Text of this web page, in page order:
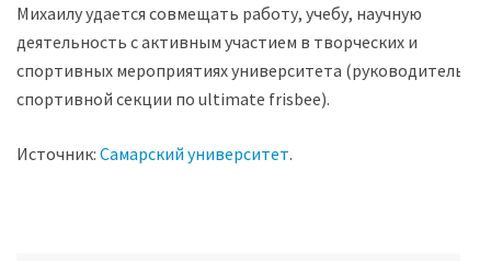
Михаилу удается совмещать работу, учебу, научную
деятельность с активным участием в творческих и
спортивных мероприятиях университета (руководитель
спортивной секции по ultimate frisbee).
Источник: Самарский университет.